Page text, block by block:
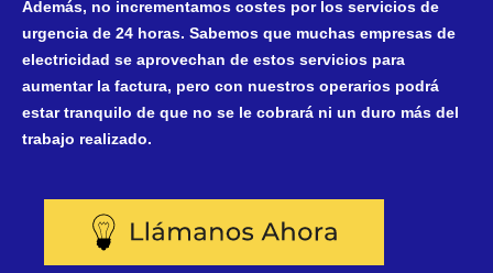
Además, no incrementamos costes por los servicios de
urgencia de 24 horas. Sabemos que muchas empresas de
electricidad se aprovechan de estos servicios para
aumentar la factura, pero con nuestros operarios podrá
estar tranquilo de que no se le cobrará ni un duro más del
trabajo realizado.